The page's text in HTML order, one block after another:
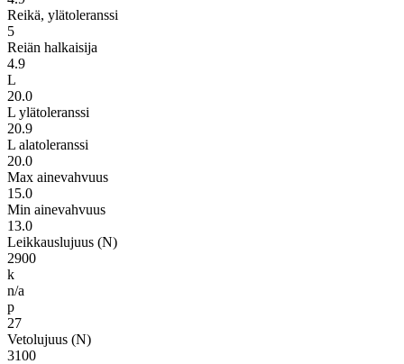
Reikä, ylätoleranssi
5
Reiän halkaisija
4.9
L
20.0
L ylätoleranssi
20.9
L alatoleranssi
20.0
Max ainevahvuus
15.0
Min ainevahvuus
13.0
Leikkauslujuus (N)
2900
k
n/a
p
27
Vetolujuus (N)
3100